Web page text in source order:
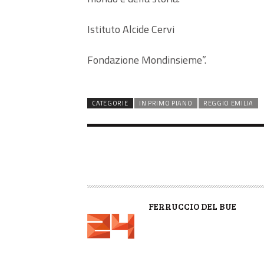
Istituto Alcide Cervi
Fondazione Mondinsieme”.
CATEGORIE IN PRIMO PIANO REGGIO EMILIA
A
FERRUCCIO DEL BUE